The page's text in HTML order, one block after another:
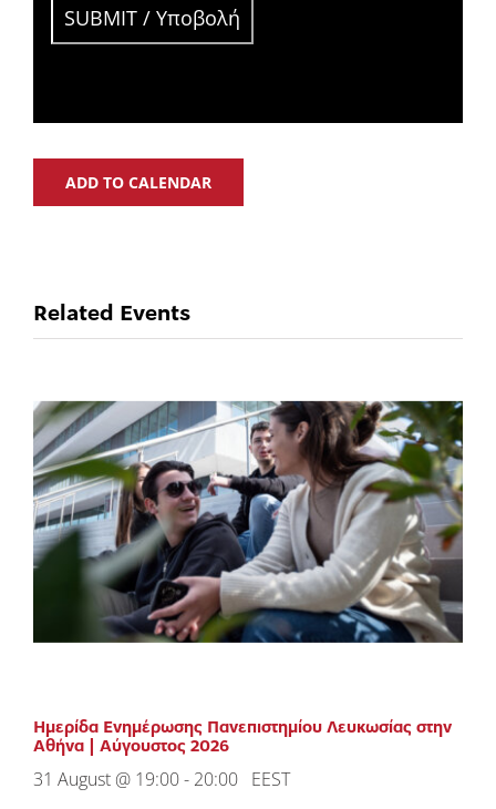
ADD TO CALENDAR
Related Events
Ημερίδα Ενημέρωσης Πανεπιστημίου Λευκωσίας στην
Αθήνα | Αύγουστος 2026
31 August @ 19:00- 20:00 EEST